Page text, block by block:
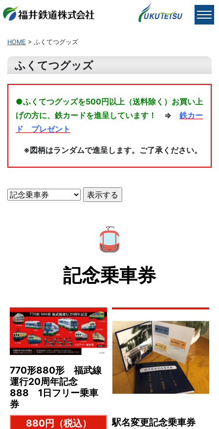
HOME > ふくてつグッズ
ふくてつグッズ
●ふくてつグッズを500円以上（送料除く）お買い上
げの方に、鉄カードを進呈しています！
⇒ 鉄カー
ド プレゼント
※図柄はランダムで進呈します。ご了承ください。
記念乗車券
770形880形 福武線
運行20周年記念
888 1日フリー乗車
券
880円 （税込）
駅名変更記念乗車券